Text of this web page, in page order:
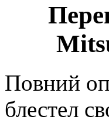
Повний
блестел